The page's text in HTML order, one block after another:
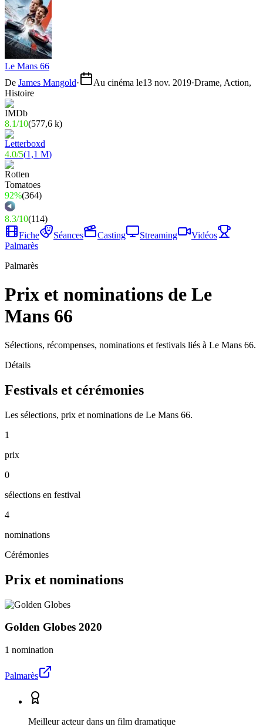
Le Mans 66
De James Mangold· Au cinéma le13 nov. 2019·Drame, Action,
Histoire
8.1/10(577,6 k)
4.0/5(1,1 M)
92%(364)
8.3/10(114)
Fiche
Séances Casting Streaming
Vidéos
Palmarès
Palmarès
Prix et nominations de Le
Mans 66
Sélections, récompenses, nominations et festivals liés à Le Mans 66.
Détails
Festivals et cérémonies
Les sélections, prix et nominations de Le Mans 66.
1
prix
0
sélections en festival
4
nominations
Cérémonies
Prix et nominations
Golden Globes 2020
1 nomination
Palmarès
Meilleur acteur dans un film dramatique